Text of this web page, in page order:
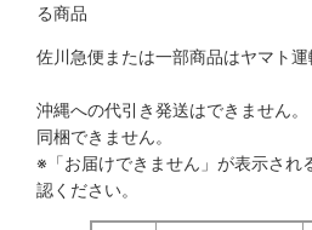
る商品
佐川急便または一部商品はヤマト運
沖縄への代引き発送はできません。
同梱できません。
※「お届けできません」が表示され
認ください。